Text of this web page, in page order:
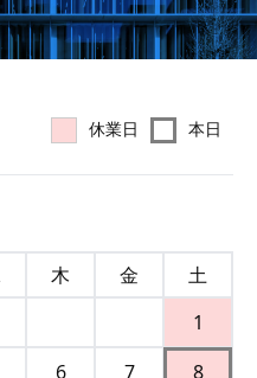
休業日 本日
木 金
土
1
6 7
8